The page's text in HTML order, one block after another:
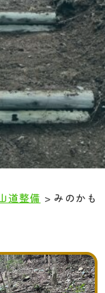
道整備 > みのかも